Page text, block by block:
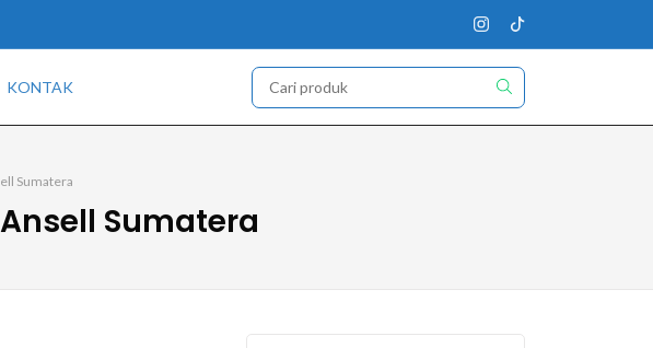
KONTAK
Sumatera
Sumatera